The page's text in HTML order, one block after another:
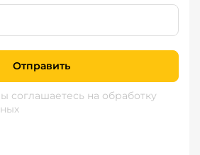
Отправить
соглашаетесь на обработку